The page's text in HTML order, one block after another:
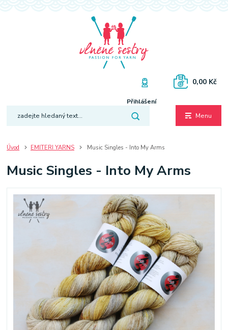
Menu
Přihlášení
0,00 Kč
Úvod EMITERI YARNS Music Singles - Into My Arms
Music Singles - Into My Arms